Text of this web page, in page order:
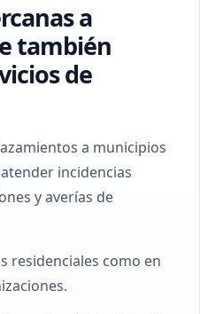
a
también
de
a municipios
incidencias
y averías de
residenciales como en